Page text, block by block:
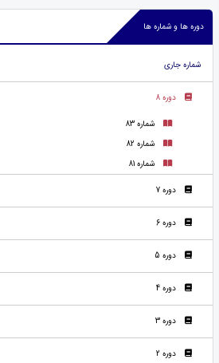
دوره ها و شماره ها
شماره جاری
دوره 8
شماره 83
شماره 82
شماره 81
دوره 7
دوره 6
دوره 5
دوره 4
دوره 3
دوره 2